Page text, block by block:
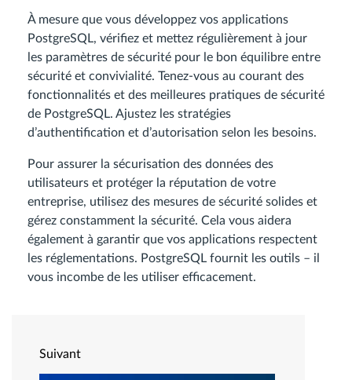
À mesure que vous développez vos applications
PostgreSQL, vérifiez et mettez régulièrement à jour
les paramètres de sécurité pour le bon équilibre entre
sécurité et convivialité. Tenez-vous au courant des
fonctionnalités et des meilleures pratiques de sécurité
de PostgreSQL. Ajustez les stratégies
d’authentification et d’autorisation selon les besoins.
Pour assurer la sécurisation des données des
utilisateurs et protéger la réputation de votre
entreprise, utilisez des mesures de sécurité solides et
gérez constamment la sécurité. Cela vous aidera
également à garantir que vos applications respectent
les réglementations. PostgreSQL fournit les outils – il
vous incombe de les utiliser efficacement.
Suivant